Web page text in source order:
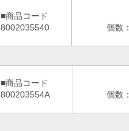
■商品コード
8002035540
個数：
■商品コード
800203554A
個数：